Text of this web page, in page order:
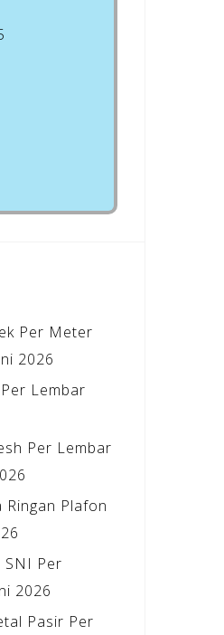
Per Meter
2026
Lembar
Per Lembar
Plafon
SNI Per
2026
Pasir Per